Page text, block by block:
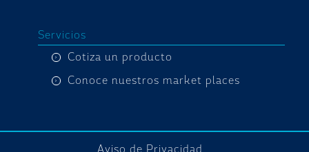
Servicios
Cotiza un producto
Conoce nuestros market places
Aviso de Privacidad